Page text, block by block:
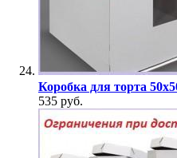
Коробка для торта
535 руб.